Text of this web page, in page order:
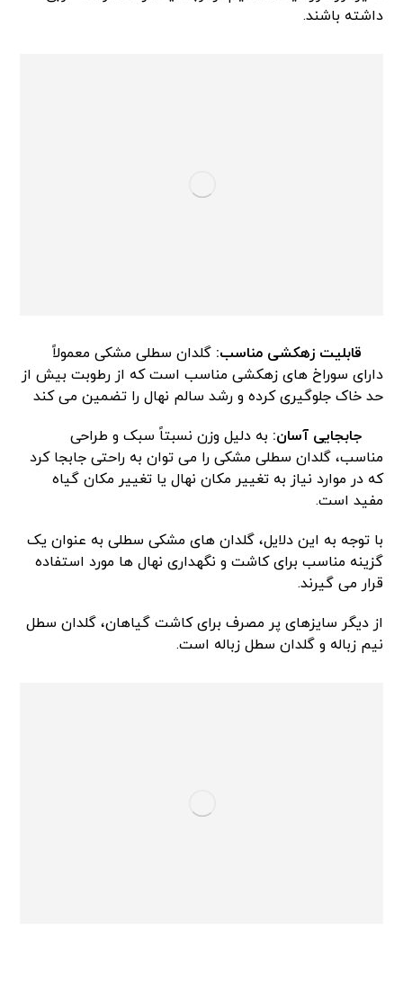
داشته باشند.
قابلیت زهکشی مناسب: گلدان سطلی مشکی معمولاً
دارای سوراخ های زهکشی مناسب است که از ‌رطوبت بیش از
حد خاک جلوگیری کرده و رشد سالم نهال را تضمین می کند
جابجایی آسان: به دلیل وزن نسبتاً سبک و طراحی
مناسب، گلدان سطلی مشکی را می توان به راحتی جابجا کرد
که در موارد نیاز به تغییر مکان نهال یا تغییر مکان گیاه
مفید است.
با توجه به این دلایل، گلدان های مشکی سطلی به عنوان یک
گزینه مناسب برای کاشت و نگهداری نهال ها مورد استفاده
قرار می گیرند.
از دیگر سایزهای پر مصرف برای کاشت گیاهان، گلدان سطل
نیم زباله و گلدان سطل زباله است.